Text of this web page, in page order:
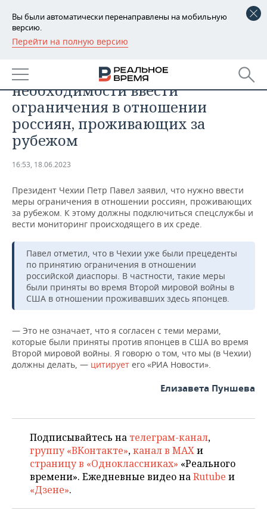
Вы были автоматически перенаправлены на мобильную
версию.
Перейти на полную версию
РЕГИОНЫ
БАШКОРТОСТАН
ТАТАРСТАН
УДМУРТИЯ
НОВОСТИ
АНАЛИТИКА
НОВОСТИ АНАЛИТИКИ
ДЕКЛАРАЦИИ О ДОХОДАХ
ВУЗЫ ТАТАРСТАНА
ТОРГОВЫЕ ЦЕНТРЫ
ТАТАРСТАНА
ЭКОНОМИКА
НОВОСТИ ЭКОНОМИКИ
БАНКИ
ИНВЕСТИЦИИ
ПРОМЫШЛЕННОСТЬ
ПРОМЫШЛЕННОСТИ
АГРОПРОМ
МАШИНОСТРОЕНИЕ
НЕФТЕХИМИЯ
НЕФТЬ
ОПК
ЭНЕРГЕТИКА
НОВОСТИ НЕДВИЖИМОСТИ
АВТО
НОВОСТИ БИЗНЕСА
РОЗНИЧНАЯ ТОРГОВЛЯ
УСЛУГИ
ТЕХНОЛОГИИ
НОВОСТИ ТЕХНОЛОГИЙ
МЕДИА
ТЕЛЕКОММУНИКАЦИИ
МЕРОПРИЯТИЯ
ВЫЕЗДНАЯ РЕДАКЦИЯ
БИЗНЕС-БРАНЧИ
НОВОСТИ СПОРТА
ФУТБОЛ
ВОЛЕЙБОЛ
КИБЕРСПОРТ
ФИГУРНОЕ КАТАНИЕ
ОБЩЕСТВО
НОВОСТИ ОБЩЕСТВА
ИСТОРИЯ
КУЛЬТУРА
МЕДИЦИНА
ФОТОГАЛЕРЕЯ
СПИСОК ПЕРСОН
СПИСОК КОМПАНИЙ
ПОЛНАЯ ВЕРСИЯ
Президент Чехии заявил о
необходимости ввести
ограничения в отношении
россиян, проживающих за
рубежом
16:53, 18.06.2023
Президент Чехии Петр Павел заявил, что нужно ввести
меры ограничения в отношении россиян, проживающих
за рубежом. К этому должны подключиться спецслужбы и
вести мониторинг происходящего в их среде.
Павел отметил, что в Чехии уже были прецеденты
по принятию ограничения в отношении
российской диаспоры. В частности, такие меры
были приняты во время Второй мировой войны в
США в отношении проживавших здесь японцев.
— Это не означает, что я согласен с теми мерами,
которые были приняты против японцев в США во время
Второй мировой войны. Я говорю о том, что мы (в Чехии)
должны делать, — цитирует его «РИА Новости».
Елизавета Пуншева
Подписывайтесь на телеграм-канал,
группу «ВКонтакте»,канал в MAXи
страницу в «Одноклассниках» «Реального
времени». Ежедневные видео наRutube и
«Дзене».